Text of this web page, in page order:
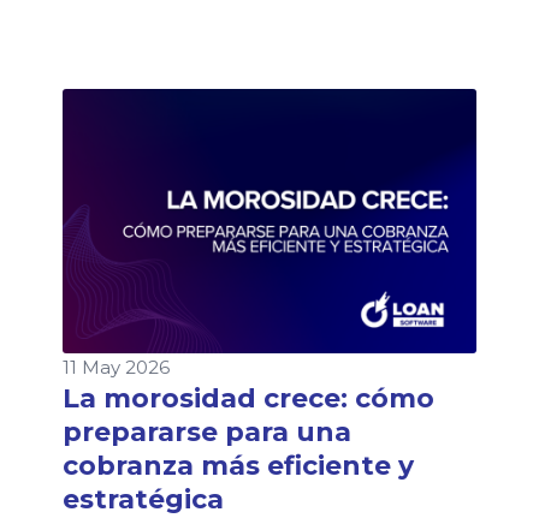
evento nos permitió compartir una jornada
11 May 2026
La morosidad crece: cómo
prepararse para una
cobranza más eficiente y
estratégica